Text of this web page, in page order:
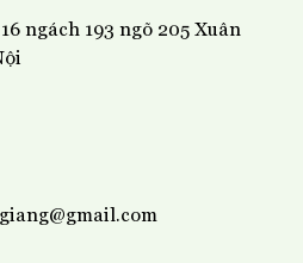
ngách 193 ngõ 205 Xuân